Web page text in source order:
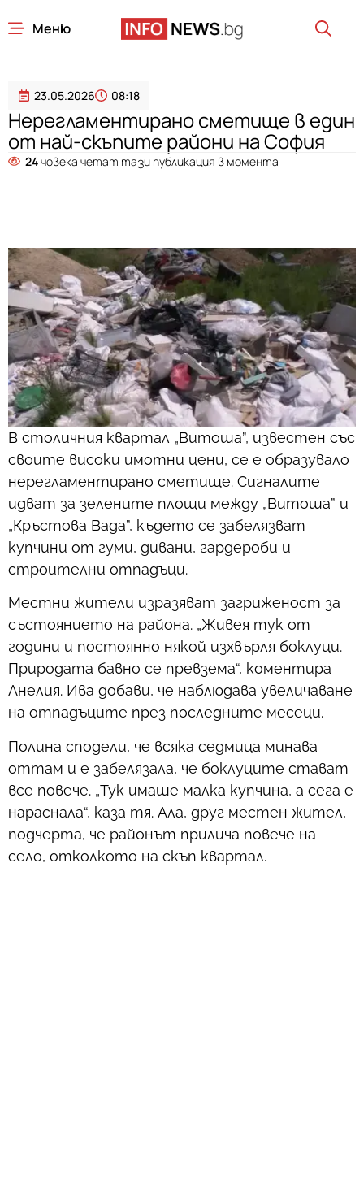
Меню
23.05.2026 08:18
Нерегламентирано сметище в един
от най-скъпите райони на София
24човека четат тази публикация в момента
В столичния квартал „Витоша”, известен със
своите високи имотни цени, се е образувало
нерегламентирано сметище. Сигналите
идват за зелените площи между „Витоша” и
„Кръстова Вада”, където се забелязват
купчини от гуми, дивани, гардероби и
строителни отпадъци.
Местни жители изразяват загриженост за
състоянието на района. „Живея тук от
години и постоянно някой изхвърля боклуци.
Природата бавно се превзема“, коментира
Анелия. Ива добави, че наблюдава увеличаване
на отпадъците през последните месеци.
Полина сподели, че всяка седмица минава
оттам и е забелязала, че боклуците стават
все повече. „Тук имаше малка купчина, а сега е
нараснала“, каза тя. Ала, друг местен жител,
подчерта, че районът прилича повече на
село, отколкото на скъп квартал.